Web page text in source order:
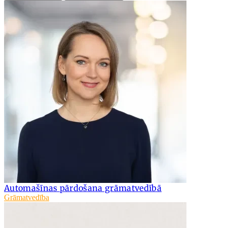
Automašīnas pārdošana grāmatvedībā
Grāmatvedība